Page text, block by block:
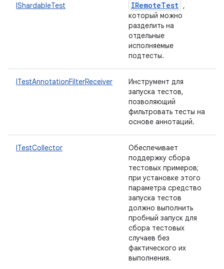
IShardableTest IRemoteTest ,
который можно
разделить на
отдельные
исполняемые
подтесты.
ITestAnnotationFilterReceiver
Инструмент для
запуска тестов,
позволяющий
фильтровать тесты на
основе аннотаций.
ITestCollector
Обеспечивает
поддержку сбора
тестовых примеров;
при установке этого
параметра средство
запуска тестов
должно выполнить
пробный запуск для
сбора тестовых
случаев без
фактического их
выполнения.